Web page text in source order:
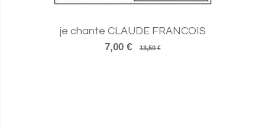
je chante CLAUDE FRANCOIS
7,00 €
13,50 €